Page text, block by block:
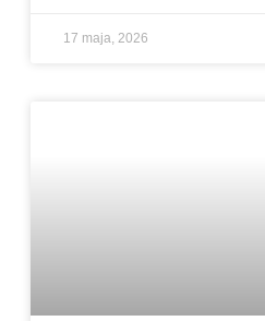
17 maja, 2026